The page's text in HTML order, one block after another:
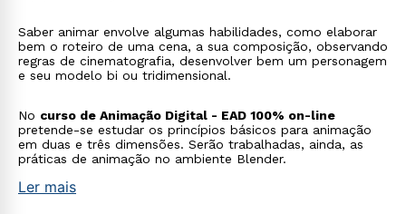
Saber animar envolve algumas habilidades, como elaborar
bem o roteiro de uma cena, a sua composição, observando
regras de cinematografia, desenvolver bem um personagem
e seu modelo bi ou tridimensional.
No curso de Animação Digital - EAD 100% on-line
pretende-se estudar os princípios básicos para animação
em duas e três dimensões. Serão trabalhadas, ainda, as
práticas de animação no ambiente Blender.
Ler mais